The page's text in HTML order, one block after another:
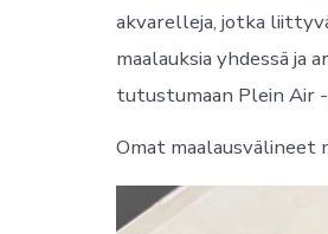
akvarelleja, jotka
maalauksia yhdessä ja
tutustumaan Plein Air
Omat maalausvälineet